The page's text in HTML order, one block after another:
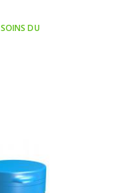
SOINS DU